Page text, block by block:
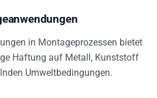
in Montageprozessen bietet
Haftung auf Metall, Kunststoff
Umweltbedingungen.